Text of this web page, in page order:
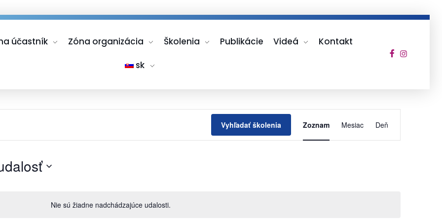
účastník Zóna organizácia Školenia Publikácie Videá
Kontakt
sk
Nie sú žiadne nadchádzajúce udalosti.
Vyhľadať školenia
Udalosť
Navigácie
Zoznam Mesiac Deň